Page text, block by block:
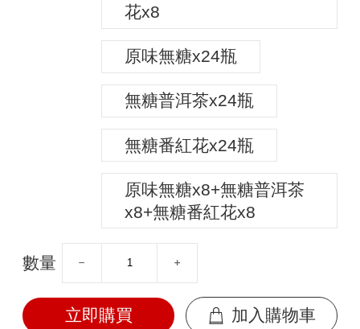
花x8
原味無糖x24瓶
無糖普洱茶x24瓶
無糖番紅花x24瓶
原味無糖x8+無糖普洱茶
x8+無糖番紅花x8
數量
立即購買 加入購物車